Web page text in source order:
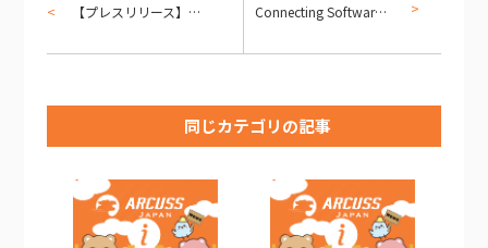
【プレスリリース】Dynamics 365 Add-on 『BizCync』 販売開始のお知らせ Connecting Software 社の日本およびアジア地域の総代理店となりました
同じカテゴリの記事